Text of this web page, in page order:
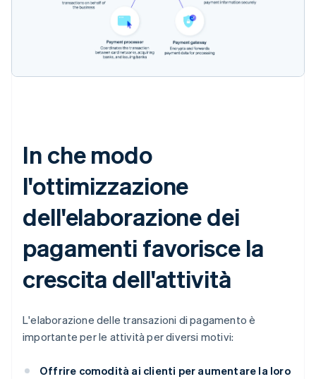
In che modo
l'ottimizzazione
dell'elaborazione dei
pagamenti favorisce la
crescita dell'attività
L'elaborazione delle transazioni di pagamento è
importante per le attività per diversi motivi:
Offrire comodità ai clienti per aumentare la loro